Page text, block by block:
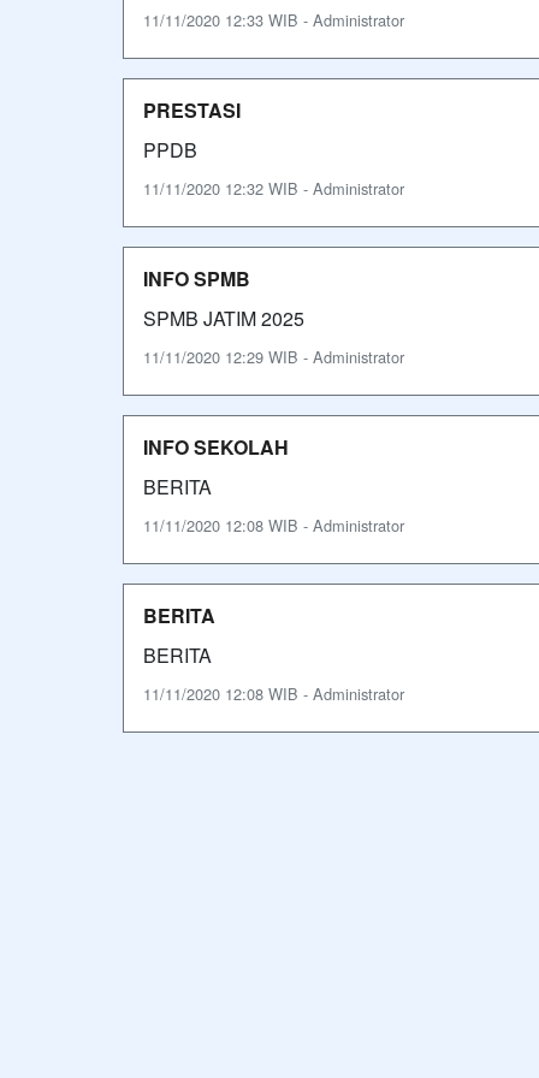
11/11/2020 12:33 WIB - Administrator
PRESTASI
PPDB
11/11/2020 12:32 WIB - Administrator
INFO SPMB
SPMB JATIM 2025
11/11/2020 12:29 WIB - Administrator
INFO SEKOLAH
BERITA
11/11/2020 12:08 WIB - Administrator
BERITA
BERITA
11/11/2020 12:08 WIB - Administrator